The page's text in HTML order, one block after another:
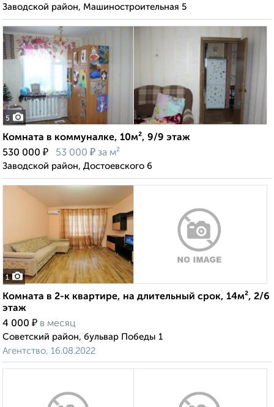
Заводской район, Машиностроительная 5
5
Комната в коммуналке, 10м², 9/9 этаж
530 000 ₽ 53 000 ₽ за м²
Заводской район, Достоевского 6
1
Комната в 2-к квартире, на длительный срок, 14м², 2/6
этаж
4 000 ₽ в месяц
Советский район, бульвар Победы 1
Агентство, 16.08.2022